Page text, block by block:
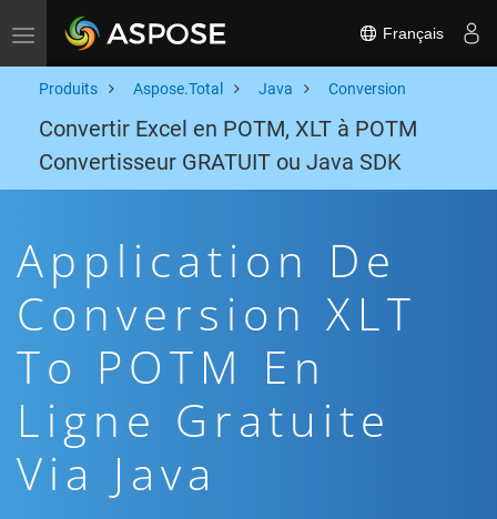
Toggle navigation Français
Produits Aspose.Total Java Conversion
Convertir Excel en POTM, XLT à POTM
Convertisseur GRATUIT ou Java SDK
Application De
Conversion XLT
To POTM En
Ligne Gratuite
Via Java